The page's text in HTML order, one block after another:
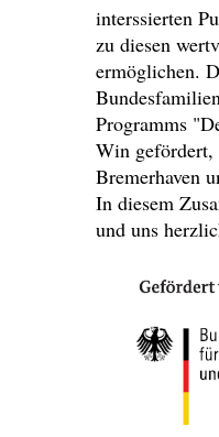
interssierten
zu diesen
ermöglichen.
Programms
Win gefördert,
Bremerhaven
In diesem
und uns